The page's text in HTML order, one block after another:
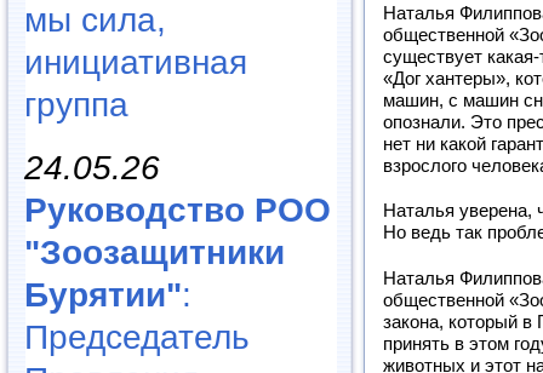
мы сила,
инициативная
группа
24.05.26
Руководство РОО
"Зоозащитники
Бурятии":
Председатель
Наталья
общественной
существует
«Дог хантеры»,
машин, с машин
опознали. Это
нет ни какой
взрослого
Наталья уверена,
Но ведь так
Наталья
общественной
закона, который в
принять в этом
животных и этот